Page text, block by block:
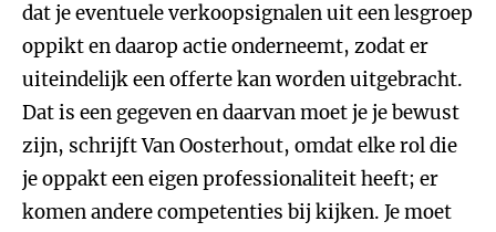
dat je eventuele verkoopsignalen uit een lesgroep
oppikt en daarop actie onderneemt, zodat er
uiteindelijk een offerte kan worden uitgebracht.
Dat is een gegeven en daarvan moet je je bewust
zijn, schrijft Van Oosterhout, omdat elke rol die
je oppakt een eigen professionaliteit heeft; er
komen andere competenties bij kijken. Je moet